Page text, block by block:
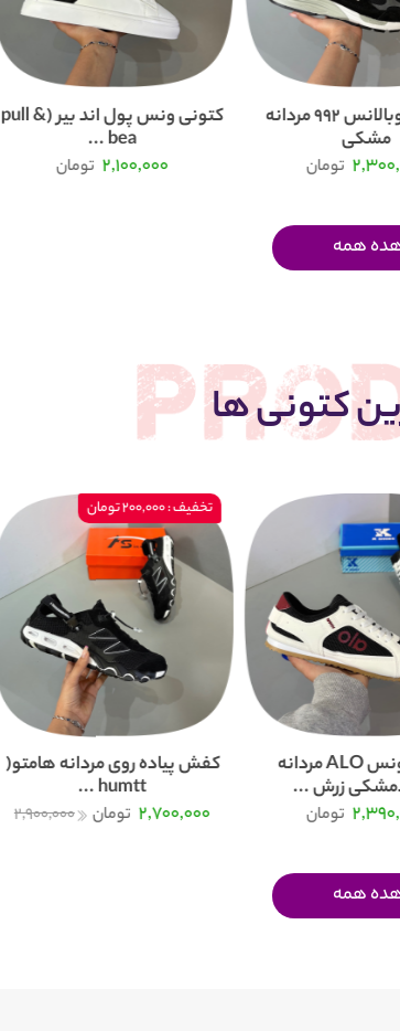
کتونی نیوبالانس 992 مردانه
مشکی
تومان
کتونی ونس پول اند بیر (pull &
bea ...
2,100,000 تومان
همه
کتونی ها
کتونی ونس ALO مردانه
زرش ...
تومان
تخفیف : 200,000 تومان
کفش پیاده روی مردانه هامتو(
humtt ...
2,700,000 تومان 2,900,000
همه